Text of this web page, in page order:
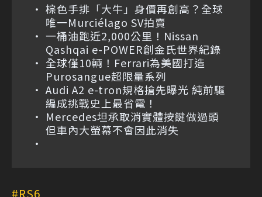
棕色手排「大牛」身價再創高？全球
唯一Murciélago SV拍賣
一桶油跑近2,000公里！Nissan
Qashqai e-POWER創金氏世界紀錄
全球僅10輛！Ferrari為美國打造
Purosangue超限量系列
Audi A2 e-tron規格搶先曝光 純前驅
編成挑戰史上最省電！
Mercedes坦承取消實體按鍵做過頭
但車內大螢幕不會因此消失
RS6